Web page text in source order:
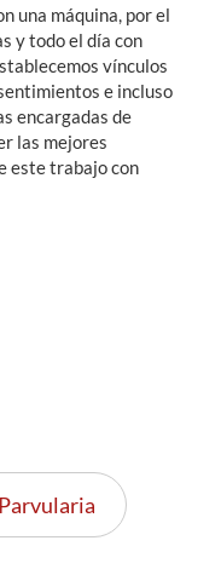
una máquina, por el
y todo el día con
vínculos
e incluso
encargadas de
las mejores
este trabajo con